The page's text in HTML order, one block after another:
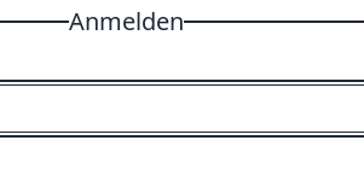
Anmelden